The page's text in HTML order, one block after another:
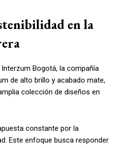
en la
Bogotá, la compañía
de alto brillo y acabado mate,
colección de diseños en
constante por la
Este enfoque busca responder